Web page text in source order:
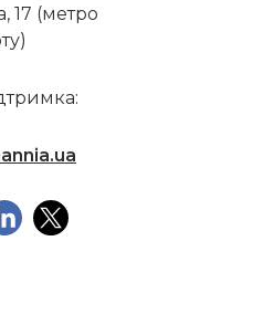
17 (метро